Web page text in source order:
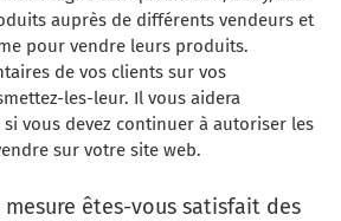
auprès de différents vendeurs et
pour vendre leurs produits.
de vos clients sur vos
les-leur. Il vous aidera
vous devez continuer à autoriser les
sur votre site web.
mesure êtes-vous satisfait des